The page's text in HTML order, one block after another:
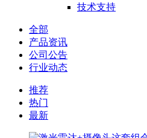
技术支持
全部
产品资讯
公司公告
行业动态
推荐
热门
最新